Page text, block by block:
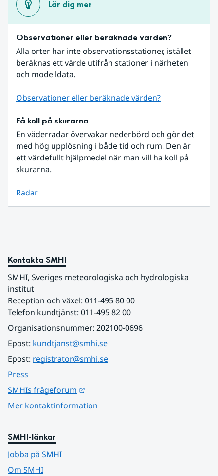
Lär dig mer
Observationer eller beräknade värden?
Alla orter har inte observationsstationer, istället
beräknas ett värde utifrån stationer i närheten
och modelldata.
Observationer eller beräknade värden?
Få koll på skurarna
En väderradar övervakar nederbörd och gör det
med hög upplösning i både tid och rum. Den är
ett värdefullt hjälpmedel när man vill ha koll på
skurarna.
Radar
Kontakta SMHI
SMHI, Sveriges meteorologiska och hydrologiska
institut
Reception och växel: 011-495 80 00
Telefon kundtjänst: 011-495 82 00
Organisationsnummer: 202100-0696
Epost: kundtjanst@smhi.se
Epost: registrator@smhi.se
Press
SMHIs frågeforum
Mer kontaktinformation
SMHI-länkar
Jobba på SMHI
Om SMHI